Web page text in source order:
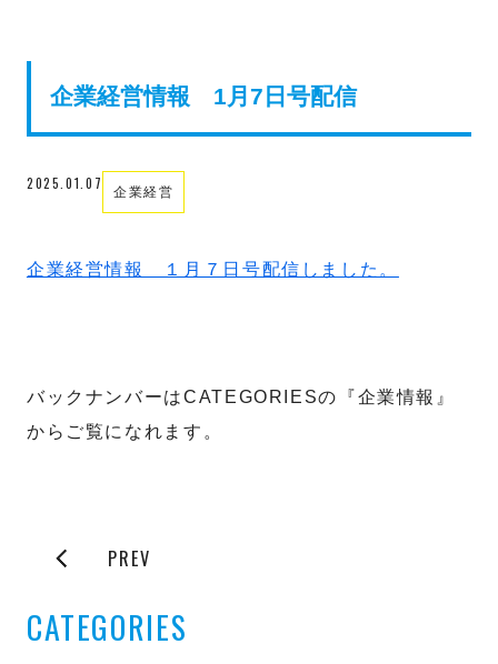
企業経営情報 1月7日号配信
2025.01.07 企業経営
企業経営情報 １月７日号配信しました。
バックナンバーはCATEGORIESの『企業情報』
からご覧になれます。
PREV
CATEGORIES